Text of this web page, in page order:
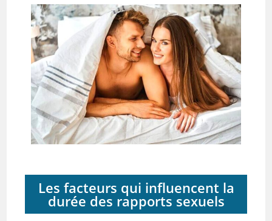
Les facteurs qui influencent la
durée des rapports sexuels